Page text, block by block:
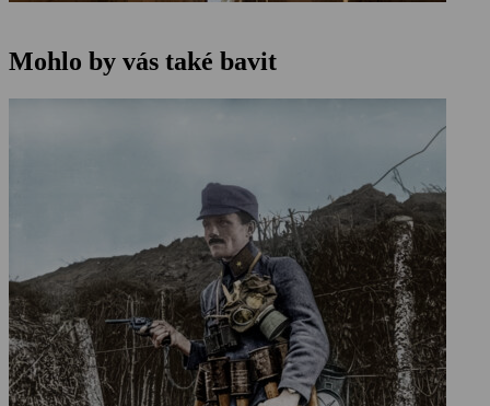
Mohlo by vás také bavit